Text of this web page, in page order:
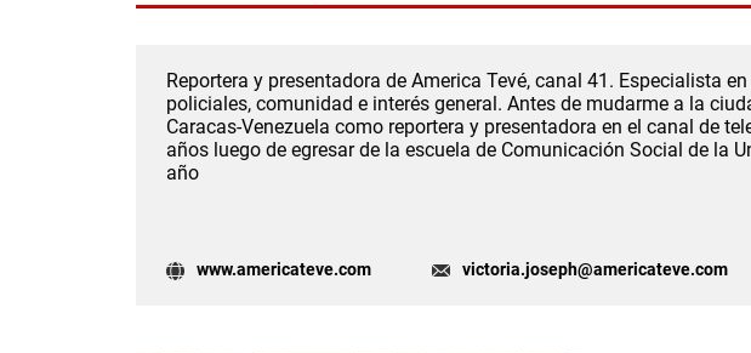
Reportera y presentadora de America Tevé, canal 41. Especialista
policiales, comunidad e interés general. Antes de mudarme a la
Caracas-Venezuela como reportera y presentadora en el canal de
años luego de egresar de la escuela de Comunicación Social de la
año
www.americateve.com victoria.joseph@americateve.com